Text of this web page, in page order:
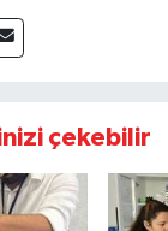
çekebilir